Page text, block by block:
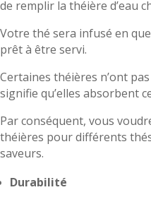
de remplir la théière d’eau
Votre thé sera infusé en
prêt à être servi.
Certaines théières n’ont
signifie qu’elles absorbent
Par conséquent, vous
théières pour différents
saveurs.
Durabilité